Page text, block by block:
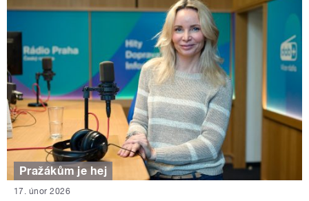
Pražákům je hej
17. únor 2026